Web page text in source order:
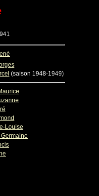
(saison 1948-1949)
Louise